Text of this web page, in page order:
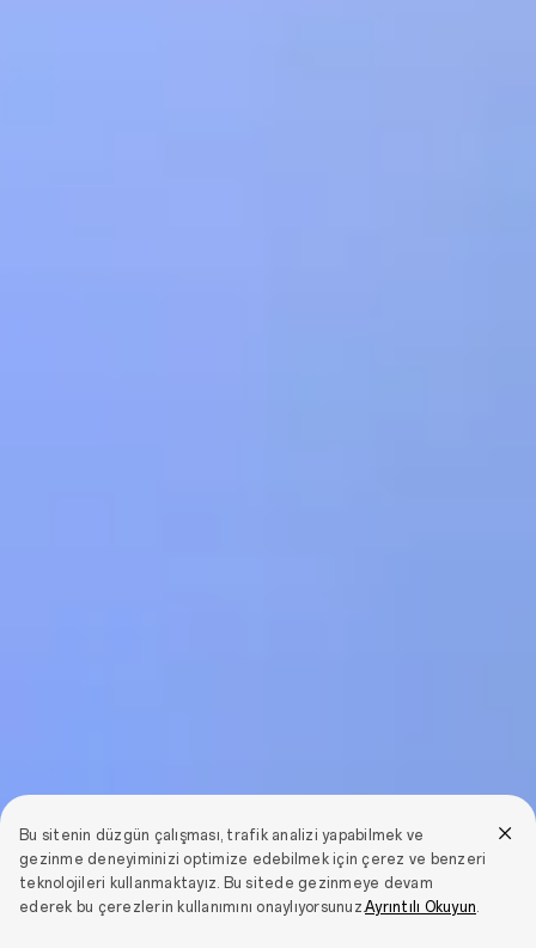
Bu sitenin düzgün çalışması, trafik analizi yapabilmek ve
gezinme deneyiminizi optimize edebilmek için çerez ve benzeri
teknolojileri kullanmaktayız. Bu sitede gezinmeye devam
ederek bu çerezlerin kullanımını onaylıyorsunuz.Ayrıntılı Okuyun.